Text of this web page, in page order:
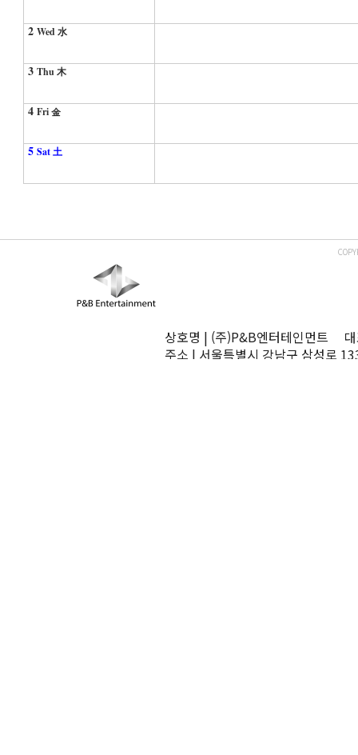
2 Wed 水
3 Thu 木
4 Fri 金
5 Sat 土
상호명 | (주)P&B엔터테인먼트
주소 | 서울특별시 강남구 삼성로